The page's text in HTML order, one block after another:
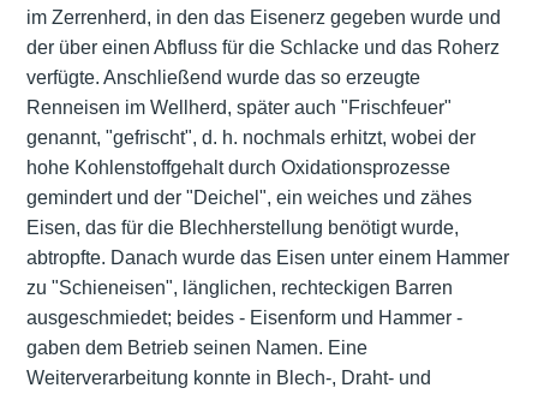
im Zerrenherd, in den das Eisenerz gegeben wurde und
der über einen Abfluss für die Schlacke und das Roherz
verfügte. Anschließend wurde das so erzeugte
Renneisen im Wellherd, später auch "Frischfeuer"
genannt, "gefrischt", d. h. nochmals erhitzt, wobei der
hohe Kohlenstoffgehalt durch Oxidationsprozesse
gemindert und der "Deichel", ein weiches und zähes
Eisen, das für die Blechherstellung benötigt wurde,
abtropfte. Danach wurde das Eisen unter einem Hammer
zu "Schieneisen", länglichen, rechteckigen Barren
ausgeschmiedet; beides - Eisenform und Hammer -
gaben dem Betrieb seinen Namen. Eine
Weiterverarbeitung konnte in Blech-, Draht- und